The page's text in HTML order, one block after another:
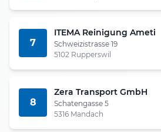
7
ITEMA Reinigung Ameti
Schweizistrasse 19
5102 Rupperswil
8
Zera Transport GmbH
Schatengasse 5
5316 Mandach